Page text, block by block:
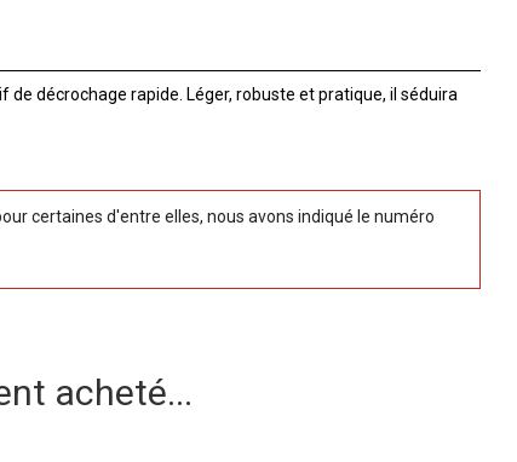
décrochage rapide. Léger, robuste et pratique, il séduira
certaines d'entre elles, nous avons indiqué le numéro
acheté...